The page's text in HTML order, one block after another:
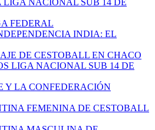
FEDERAL
INDIA: EL
DE CESTOBALL EN CHACO
LIGA NACIONAL SUB 14 DE
Y LA CONFEDERACIÓN
FEMENINA DE CESTOBALL